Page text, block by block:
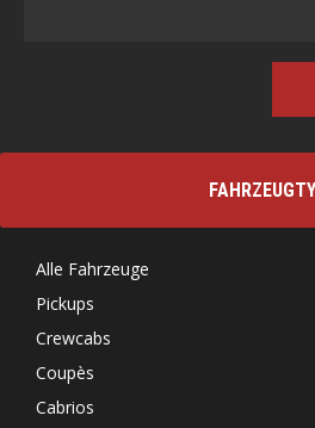
Alle Fahrzeuge
Pickups
Crewcabs
Coupès
Cabrios